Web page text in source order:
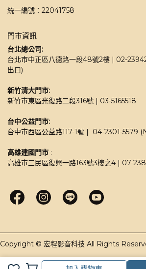
統一編號：22041758
門市資訊
台北總公司:
台北市中正區八德路一段48號2樓 | 02-
出口)
新竹清大門市:
新竹市東區光復路二段316號 | 03-5165518
台中公益門市:
台中市西區公益路117-1號 |  04-2301-5579
高雄建國門市 :
高雄市三民區復興一路163號3樓之4 | 07-